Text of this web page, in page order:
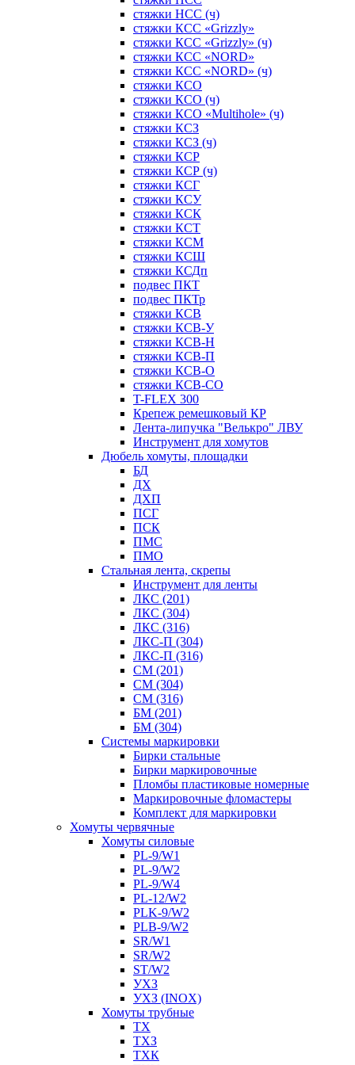
стяжки НСС (ч)
стяжки КСС «Grizzly»
стяжки КСС «Grizzly» (ч)
стяжки КСС «NORD»
стяжки КСС «NORD» (ч)
стяжки КСО
стяжки КСО (ч)
стяжки КСО «Multihole» (ч)
стяжки КСЗ
стяжки КСЗ (ч)
стяжки КСР
стяжки КСР (ч)
стяжки КСГ
стяжки КСУ
стяжки КСК
стяжки КСТ
стяжки КСМ
стяжки КСШ
стяжки КСДп
подвес ПКТ
подвес ПКТр
стяжки КСВ
стяжки КСВ-У
стяжки КСВ-Н
стяжки КСВ-П
стяжки КСВ-О
стяжки КСВ-СО
T-FLEX 300
Крепеж ремешковый КР
Лента-липучка "Велькро" ЛВУ
Инструмент для хомутов
Дюбель хомуты, площадки
БД
ДХ
ДХП
ПСГ
ПСК
ПМС
ПМО
Стальная лента, скрепы
Инструмент для ленты
ЛКС (201)
ЛКС (304)
ЛКС (316)
ЛКС-П (304)
ЛКС-П (316)
СМ (201)
СМ (304)
СМ (316)
БМ (201)
БМ (304)
Системы маркировки
Бирки стальные
Бирки маркировочные
Пломбы пластиковые номерные
Маркировочные фломастеры
Комплект для маркировки
Хомуты червячные
Хомуты силовые
PL-9/W1
PL-9/W2
PL-9/W4
PL-12/W2
PLK-9/W2
PLB-9/W2
SR/W1
SR/W2
ST/W2
УХЗ
УХЗ (INOX)
Хомуты трубные
ТХ
ТХЗ
ТХК